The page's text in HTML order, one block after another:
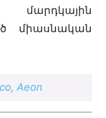
միասնական
Aeon